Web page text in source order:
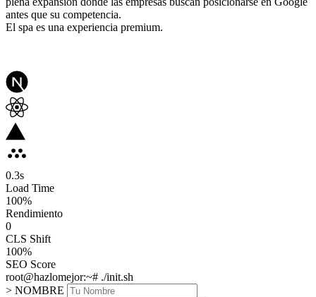
antes que su competencia.
El spa es una experiencia premium.
0.3s
Load Time
100%
Rendimiento
0
CLS Shift
100%
SEO Score
root@hazlomejor:~# ./init.sh
> NOMBRE